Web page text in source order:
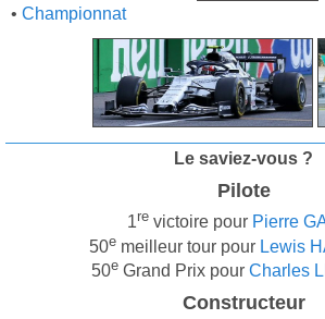
• Championnat
Le saviez-vous ?
Pilote
1revictoire pour Pierre
50emeilleur tour pour Lewis
50eGrand Prix pour Charles
Constructeur